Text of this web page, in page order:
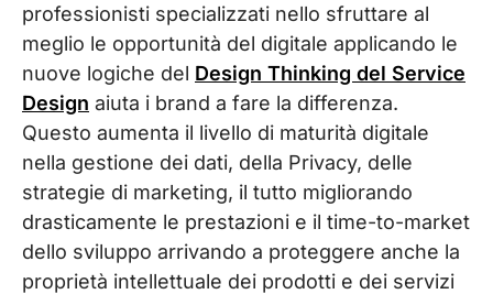
professionisti specializzati nello sfruttare al
meglio le opportunità del digitale applicando le
nuove logiche del Design Thinking del Service
Design aiuta i brand a fare la differenza.
Questo aumenta il livello di maturità digitale
nella gestione dei dati, della Privacy, delle
strategie di marketing, il tutto migliorando
drasticamente le prestazioni e il time-to-market
dello sviluppo arrivando a proteggere anche la
proprietà intellettuale dei prodotti e dei servizi